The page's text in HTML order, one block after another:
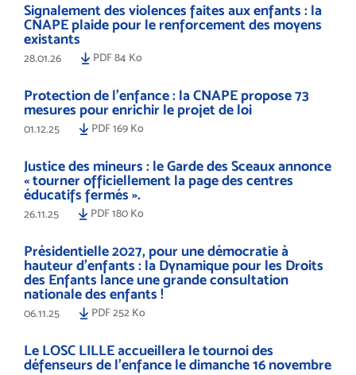
Signalement des violences faites aux enfants : la
CNAPE plaide pour le renforcement des moyens
existants
28.01.26 PDF 84 Ko
Protection de l’enfance : la CNAPE propose 73
mesures pour enrichir le projet de loi
01.12.25 PDF 169 Ko
Justice des mineurs : le Garde des Sceaux annonce
« tourner officiellement la page des centres
éducatifs fermés ».
26.11.25 PDF 180 Ko
Présidentielle 2027, pour une démocratie à
hauteur d’enfants : la Dynamique pour les Droits
des Enfants lance une grande consultation
nationale des enfants !
06.11.25 PDF 252 Ko
Le LOSC LILLE accueillera le tournoi des
défenseurs de l'enfance le dimanche 16 novembre